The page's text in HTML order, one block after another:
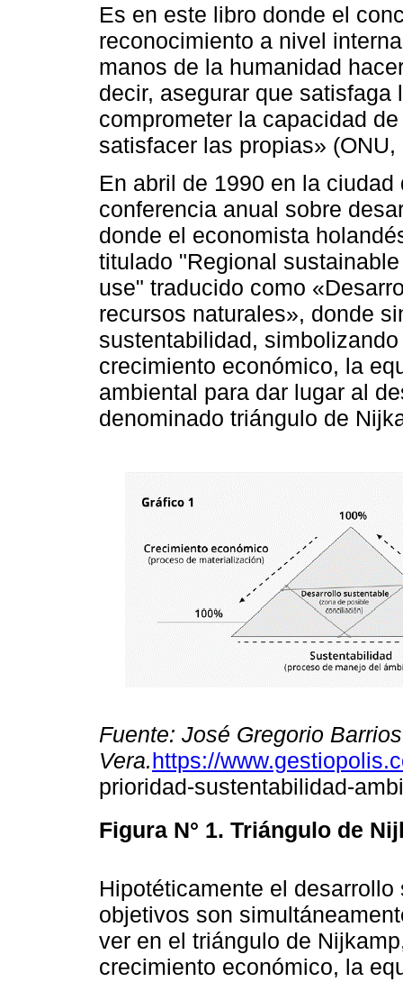
Es en este libro donde el
reconocimiento a nivel
manos de la humanidad
decir, asegurar que
comprometer la capacidad
satisfacer las propias» (ONU,
En abril de 1990 en la
conferencia anual sobre
donde el economista
titulado "Regional
use" traducido como
recursos naturales», donde
sustentabilidad,
crecimiento económico, la
ambiental para dar lugar al
denominado triángulo de
Fuente: José Gregorio Barrios
Vera.https://
prioridad-sustentabilidad-
Figura N° 1. Triángulo de
Hipotéticamente el
objetivos son
ver en el triángulo de
crecimiento económico, la